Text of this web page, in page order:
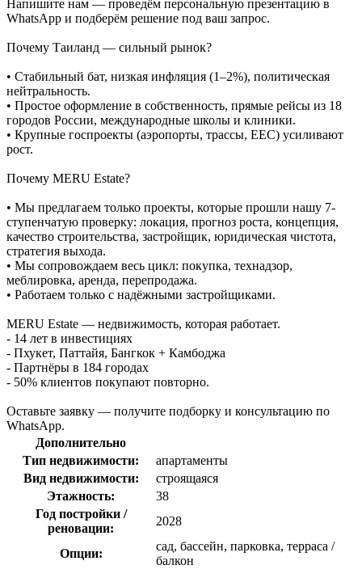
Напишите нам — проведём персональную презентацию в
WhatsApp и подберём решение под ваш запрос.
Почему Таиланд — сильный рынок?
• Стабильный бат, низкая инфляция (1–2%), политическая
нейтральность.
• Простое оформление в собственность, прямые рейсы из 18
городов России, международные школы и клиники.
• Крупные госпроекты (аэропорты, трассы, EEC) усиливают
рост.
Почему MERU Estate?
• Мы предлагаем только проекты, которые прошли нашу 7-
ступенчатую проверку: локация, прогноз роста, концепция,
качество строительства, застройщик, юридическая чистота,
стратегия выхода.
• Мы сопровождаем весь цикл: покупка, технадзор,
меблировка, аренда, перепродажа.
• Работаем только с надёжными застройщиками.
MERU Estate — недвижимость, которая работает.
- 14 лет в инвестициях
- Пхукет, Паттайя, Бангкок + Камбоджа
- Партнёры в 184 городах
- 50% клиентов покупают повторно.
Оставьте заявку — получите подборку и консультацию по
WhatsApp.
Дополнительно
Тип недвижимости:
апартаменты
Вид недвижимости:
строящаяся
Этажность:
38
Год постройки /
реновации:
2028
Опции:
сад, бассейн, парковка, терраса /
балкон